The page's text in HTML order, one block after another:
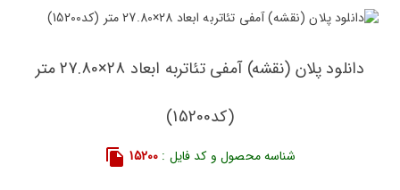
دانلود پلان (نقشه) آمفی تئاتربه ابعاد 28×27.80 متر
(کد15200)
شناسه محصول و کد فایل : 15200